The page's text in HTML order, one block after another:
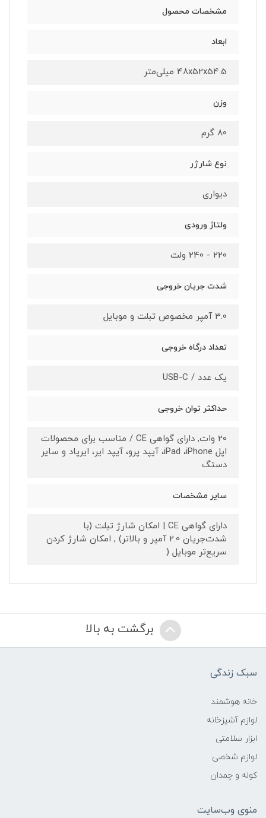
مشخصات محصول
ابعاد
48x52x54.5 میلی‌متر
وزن
80 گرم
نوع شارژر
دیواری
ولتاژ ورودی
220 - 240 ولت
شدت جریان خروجی
3.0 آمپر مخصوص تبلت و موبایل
تعداد درگاه خروجی
یک عدد / USB-C
حداکثر توان خروجی
20 وات, دارای گواهی CE / مناسب برای محصولات
اپل iPad ،iPhone، آیپد پرو، آیپد ایر، ایرپاد و سایر
دستگ
سایر مشخصات
دارای گواهی CE | امکان شارژ تبلت (با
شدت‌جریان 2.0 آمپر و بالاتر) , امکان شارژ کردن
سریع‌تر موبایل (
برگشت به بالا
سبک زندگی
خانه هوشمند
لوازم آشپزخانه
ابزار سلامتی
لوازم شخصی
کوله و چمدان
منوی وب‌سایت